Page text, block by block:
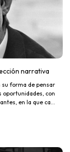
narrativa
su forma de pensar
oportunidades, con
en la que cada